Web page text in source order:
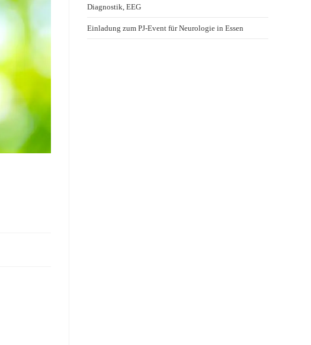
Diagnostik, EEG
Einladung zum PJ-Event für Neurologie in Essen